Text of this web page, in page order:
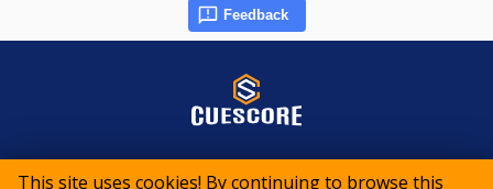
This site uses cookies! By continuing to browse this
Feedback
© 2015-2026 CueScore International